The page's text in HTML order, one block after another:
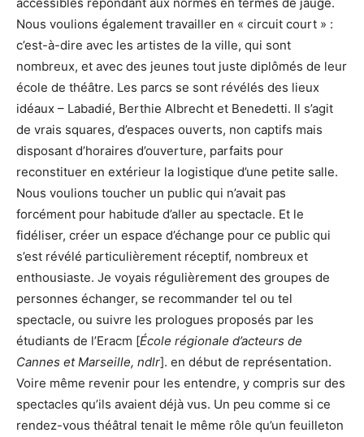
Nous voulions également travailler en « circuit court » :
c’est-à-dire avec les artistes de la ville, qui sont
nombreux, et avec des jeunes tout juste diplômés de leur
école de théâtre. Les parcs se sont révélés des lieux
idéaux – Labadié, Berthie Albrecht et Benedetti. Il s’agit
de vrais squares, d’espaces ouverts, non captifs mais
disposant d’horaires d’ouverture, parfaits pour
reconstituer en extérieur la logistique d’une petite salle.
Nous voulions toucher un public qui n’avait pas
forcément pour habitude d’aller au spectacle. Et le
fidéliser, créer un espace d’échange pour ce public qui
s’est révélé particulièrement réceptif, nombreux et
enthousiaste. Je voyais régulièrement des groupes de
personnes échanger, se recommander tel ou tel
spectacle, ou suivre les prologues proposés par les
étudiants de l’Eracm [École régionale d’acteurs de
Cannes et Marseille, ndlr]. en début de représentation.
Voire même revenir pour les entendre, y compris sur des
spectacles qu’ils avaient déjà vus. Un peu comme si ce
rendez-vous théâtral tenait le même rôle qu’un feuilleton